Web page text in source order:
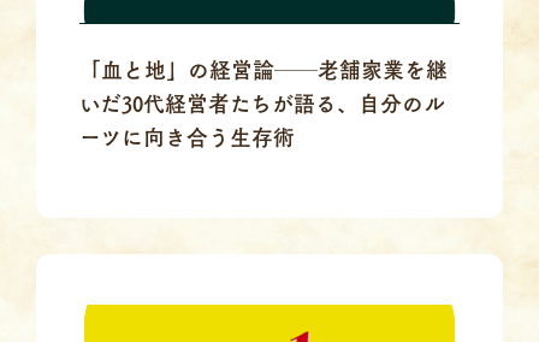
「血と地」の経営論──老舗家業を継
いだ30代経営者たちが語る、自分のル
ーツに向き合う生存術